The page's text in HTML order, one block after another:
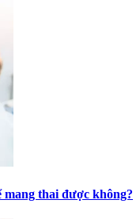
thai được không?